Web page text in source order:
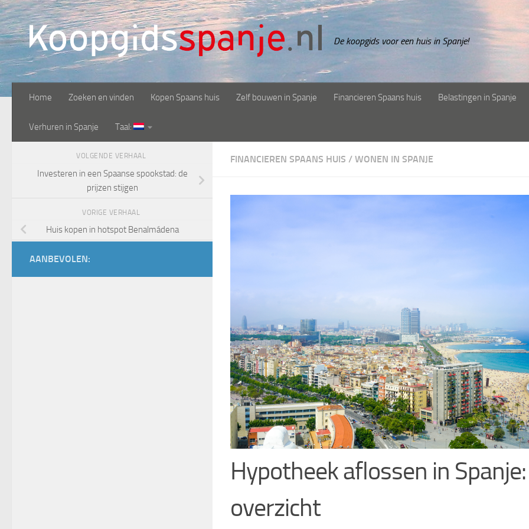
Doorgaan naar inhoud
De koopgids voor een huis in Spanje!
Home Zoeken en vinden Kopen Spaans huis Zelf bouwen in Spanje Financieren Spaans huis Belastingen in Spanje
Verhuren in Spanje Taal:
FINANCIEREN SPAANS HUIS / WONEN IN SPANJE
Hypotheek aflossen in
overzicht
VOLGENDE VERHAAL
Investeren in een Spaanse spookstad: de
prijzen stijgen
VORIGE VERHAAL
Huis kopen in hotspot Benalmádena
AANBEVOLEN: